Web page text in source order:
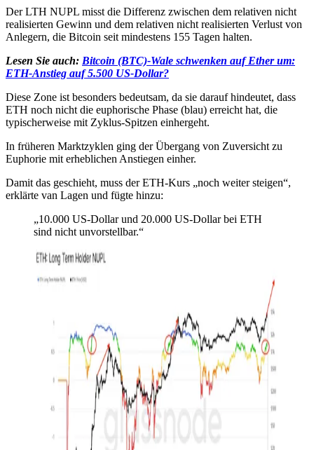
Der LTH NUPL misst die Differenz zwischen dem relativen nicht
realisierten Gewinn und dem relativen nicht realisierten Verlust von
Anlegern, die Bitcoin seit mindestens 155 Tagen halten.
Lesen Sie auch: Bitcoin (BTC)-Wale schwenken auf Ether um:
ETH-Anstieg auf 5.500 US-Dollar?
Diese Zone ist besonders bedeutsam, da sie darauf hindeutet, dass
ETH noch nicht die euphorische Phase (blau) erreicht hat, die
typischerweise mit Zyklus-Spitzen einhergeht.
In früheren Marktzyklen ging der Übergang von Zuversicht zu
Euphorie mit erheblichen Anstiegen einher.
Damit das geschieht, muss der ETH-Kurs „noch weiter steigen“,
erklärte van Lagen und fügte hinzu:
„10.000 US-Dollar und 20.000 US-Dollar bei ETH
sind nicht unvorstellbar.“